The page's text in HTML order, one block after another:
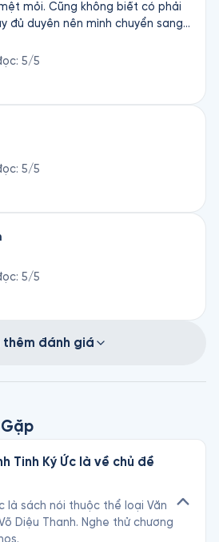
mỏi. Cũng không biết có phải
đủ duyên nên mình chuyển sang
hẳn với những gì trước đó từng
mang lại cho mình nhiều phúc
mỏi, nghe lại cuốn này, mong lại
để bước tiếp. Cảm ơn thầy
cảm ơn Fonos, cảm ơn bạn nữ đọc
êm ả, dịu dàng như cơn gió
: 5/5
: 5/5
: 5/5
thêm đánh giá
Tinh Ký Ức là về chủ đề
là sách nói thuộc thể loại Văn
Diệu Thanh. Nghe thử chương